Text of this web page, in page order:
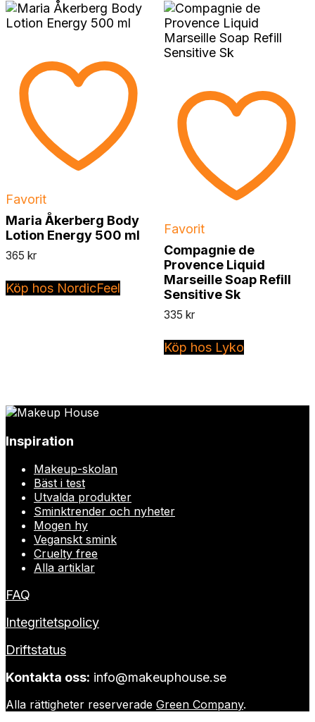
Favorit
Maria Åkerberg Body
Lotion Energy 500 ml
365 kr
Köp hos NordicFeel
Favorit
Compagnie de
Provence Liquid
Marseille Soap Refill
Sensitive Sk
335 kr
Köp hos Lyko
Inspiration
Makeup-skolan
Bäst i test
Utvalda produkter
Sminktrender och nyheter
Mogen hy
Veganskt smink
Cruelty free
Alla artiklar
FAQ
Integritetspolicy
Driftstatus
Kontakta oss: info@makeuphouse.se
Alla rättigheter reserverade Green Company.